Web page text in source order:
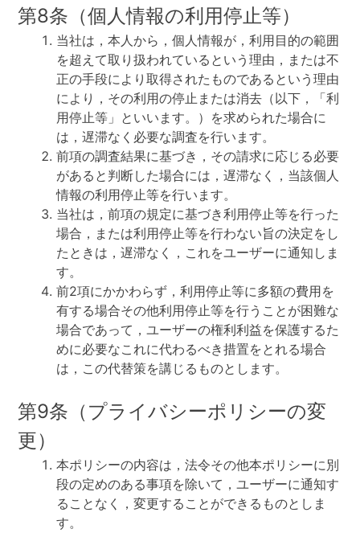
第8条（個人情報の利用停止等）
当社は，本人から，個人情報が，利用目的の範囲
を超えて取り扱われているという理由，または不
正の手段により取得されたものであるという理由
により，その利用の停止または消去（以下，「利
用停止等」といいます。）を求められた場合に
は，遅滞なく必要な調査を行います。
前項の調査結果に基づき，その請求に応じる必要
があると判断した場合には，遅滞なく，当該個人
情報の利用停止等を行います。
当社は，前項の規定に基づき利用停止等を行った
場合，または利用停止等を行わない旨の決定をし
たときは，遅滞なく，これをユーザーに通知しま
す。
前2項にかかわらず，利用停止等に多額の費用を
有する場合その他利用停止等を行うことが困難な
場合であって，ユーザーの権利利益を保護するた
めに必要なこれに代わるべき措置をとれる場合
は，この代替策を講じるものとします。
第9条（プライバシーポリシーの変
更）
本ポリシーの内容は，法令その他本ポリシーに別
段の定めのある事項を除いて，ユーザーに通知す
ることなく，変更することができるものとしま
す。